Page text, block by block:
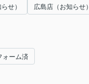
せ） 広島店（お知らせ）
ォーム済